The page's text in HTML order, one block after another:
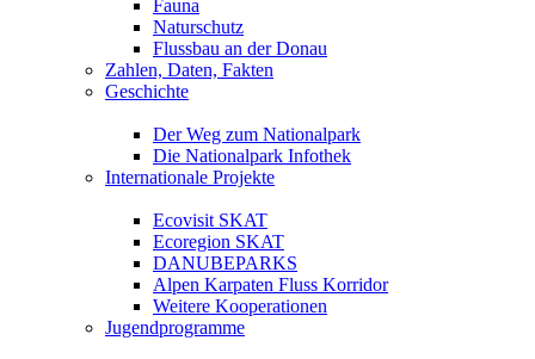
Fauna
Naturschutz
Flussbau an der Donau
Zahlen, Daten, Fakten
Geschichte
Der Weg zum Nationalpark
Die Nationalpark Infothek
Internationale Projekte
Ecovisit SKAT
Ecoregion SKAT
DANUBEPARKS
Alpen Karpaten Fluss Korridor
Weitere Kooperationen
Jugendprogramme